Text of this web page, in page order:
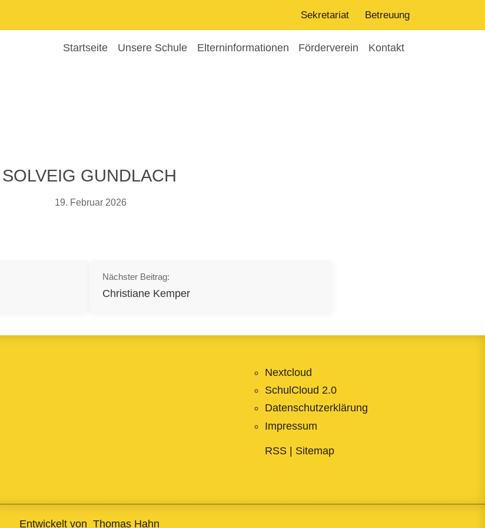
Sekretariat Betreuung
Startseite Unsere Schule Elterninformationen Förderverein Kontakt
SOLVEIG GUNDLACH
19. Februar 2026
Nächster Beitrag:
Christiane Kemper
Nextcloud
SchulCloud 2.0
Datenschutzerklärung
Impressum
RSS| Sitemap
Entwickelt von Thomas Hahn